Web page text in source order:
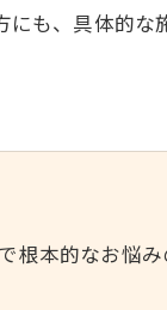
も、具体的
根本的なお悩